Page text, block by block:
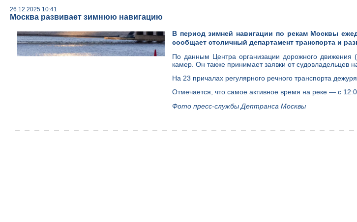
26.12.2025 10:41
Москва развивает зимнюю навигацию
В период зимней навигации по рекам Москвы
сообщает столичный департамент транспорта и
По данным Центра организации дорожного
камер. Он также принимает заявки от судовладельцев
На 23 причалах регулярного речного транспорта
Отмечается, что самое активное время на реке — с
Фото пресс-службы Дептранса Москвы